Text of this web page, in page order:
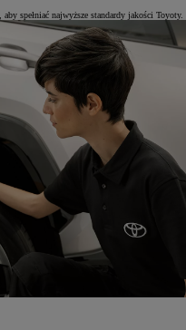
spełniać najwyższe standardy jakości Toyoty.